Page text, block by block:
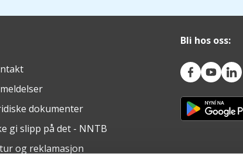
dokumenter
gi slipp på det - NNTB
og reklamasjon
Bli hos oss: